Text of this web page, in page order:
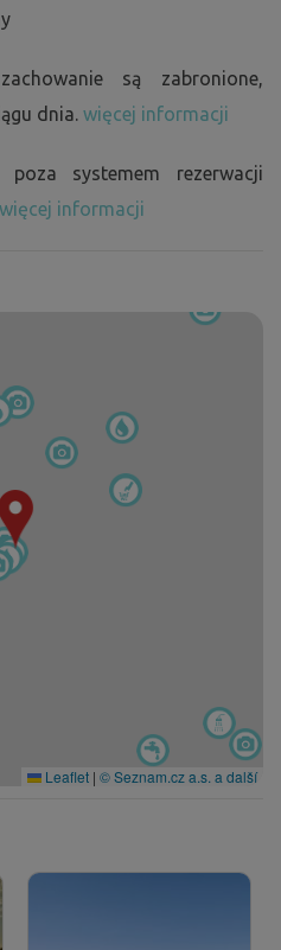
są zabronione,
dnia. więcej informacji
systemem rezerwacji
więcej informacji
Leaflet | © Seznam.cz a.s. a další